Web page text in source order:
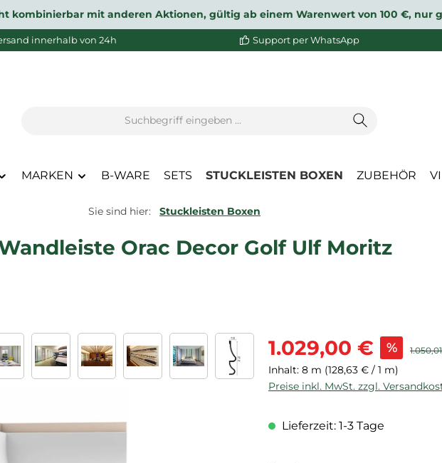
kombinierbar mit anderen Aktionen, gültig ab einem Warenwert von 100 €,
innerhalb von 24h Support per WhatsApp
MARKEN B-WARE SETS STUCKLEISTEN BOXEN ZUBEHÖR
Sie sind hier: Stuckleisten Boxen
Orac Decor Golf Ulf Moritz
Verkaufspreis:
1.029,00 € %
Inhalt: 8 m (128,63 € / 1 m)
Preise inkl. MwSt. zzgl.
Lieferzeit: 1-3 Tage